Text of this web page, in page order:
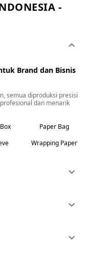
sini
-
keyboard_arrow_down
Brand dan Bisnis
semua diproduksi presisi
dan menarik
Paper Bag
Wrapping Paper
keyboard_arrow_down
keyboard_arrow_down
keyboard_arrow_down